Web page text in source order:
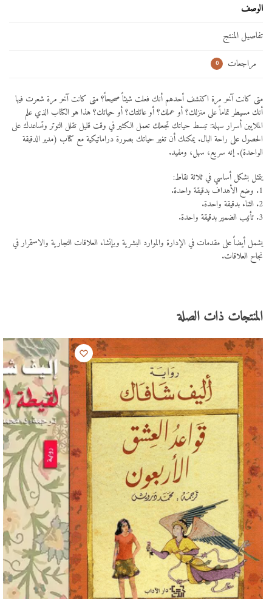
الوصف
تفاصيل المنتج
مراجعات
0
متى كانت آخر مرة اكتشف أحدهم أنك فعلت شيئاً صحيحاً؟ متى كانت آخر مرة شعرت فيها
أنك مسيطر تماماً على منزلك؟ أو عملك؟ أو عائلتك؟ أو حياتك؟ هذا هو الكتاب الذي علم
الملايين أسرار سهلة: تبسط حياتك تجعلك تعمل الكثير في وقت قليل تقلل التوتر وتساعدك على
الحصول على راحة البال. يمكنك أن تغير حياتك بصورة دراماتيكية مع كتاب (مدير الدقيقة
الواحدة). إنه سريع، سهل، ومفيد.
يتمثل بشكل أساسي في ثلاثة نقاط:
1. وضع الأهداف بدقيقة واحدة.
2. الثناء بدقيقة واحدة.
3. تأنيب الضمير بدقيقة واحدة.
يشمل أيضاً على مقدمات في الإدارة والموارد البشرية وبإنشاء العلاقات التجارية والاستمرار في
نجاح العلاقات.
المنتجات ذات الصلة